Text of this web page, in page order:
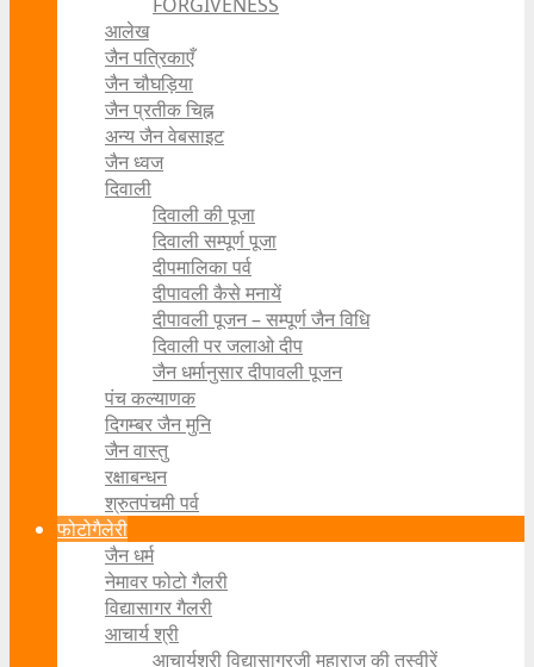
आलेख
जैन पत्रिकाएँ
जैन चौघड़िया
जैन प्रतीक चिह्न
अन्य जैन वेबसाइट
जैन ध्वज
दिवाली
दिवाली की पूजा
दिवाली सम्पूर्ण पूजा
दीपमालिका पर्व
दीपावली कैसे मनायें
दीपावली पूजन – सम्पूर्ण जैन विधि
दिवाली पर जलाओ दीप
जैन धर्मानुसार दीपावली पूजन
पंच कल्याणक
दिगम्बर जैन मुनि
जैन वास्तु
रक्षाबन्धन
श्रुतपंचमी पर्व
फोटोगैलेरी
जैन धर्म
नेमावर फोटो गैलरी
विद्यासागर गैलरी
आचार्य श्री
आचार्यश्री विद्यासागरजी महाराज की तस्वीरें